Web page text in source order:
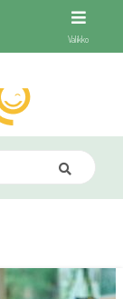
Valikko